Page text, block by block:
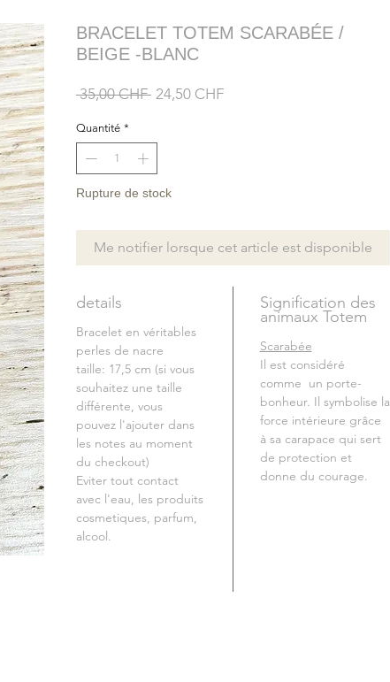
BRACELET TOTEM SCARABÉE /
BEIGE -BLANC
35,00 CHF Prix
24,50 CHFPrix
Quantité *
Rupture de stock
Me notifier lorsque cet article est disponible
details
Bracelet en véritables
perles de nacre
taille: 17,5 cm (si vous
souhaitez une taille
différente, vous
pouvez l'ajouter dans
les notes au moment
du checkout)
Eviter tout contact
avec l'eau, les produits
cosmetiques, parfum,
alcool.
Signification des
animaux Totem
Scarabée
Il est considéré
comme un porte-
bonheur. Il symbolise la
force intérieure grâce
à sa carapace qui sert
de protection et
donne du courage.